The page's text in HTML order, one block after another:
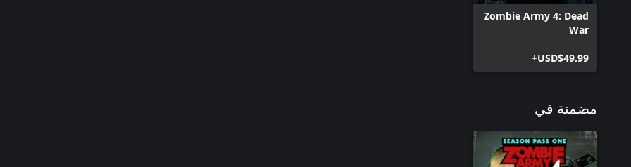
Zombie Army 4: Dead
War
USD$49.99+
مضمنة في